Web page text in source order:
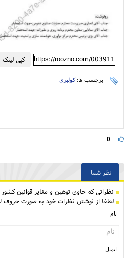
کپی لینک https://roozno.com/003911
برچسب ها:کولبری
0
نظر شما
نظراتی كه حاوی توهین و مغایر قوانین
لطفا از نوشتن نظرات خود به صورت حروف
نام
ایمیل